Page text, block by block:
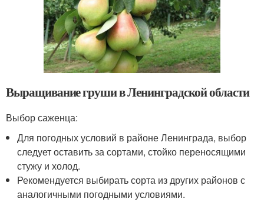
Выращивание груши в Ленинградской области
Выбор саженца:
Для погодных условий в районе Ленинграда, выбор
следует оставить за сортами, стойко переносящими
стужу и холод.
Рекомендуется выбирать сорта из других районов с
аналогичными погодными условиями.